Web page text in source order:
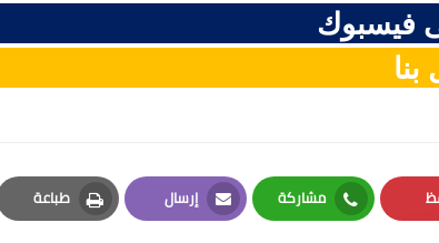
فيسبوك
مشاركة
Whatsapp
إرسال
Email
طباعة
Print